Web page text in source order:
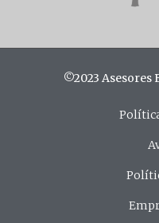
©2023 Asesores